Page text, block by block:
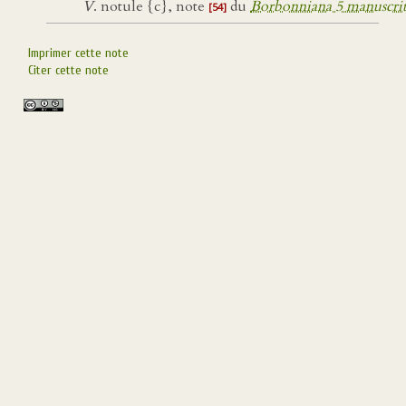
V. notule {c}, note [54] du Borbonniana 5 manuscrit
Imprimer cette note
Citer cette note